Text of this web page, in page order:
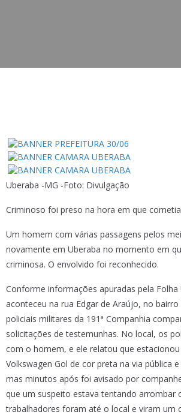
Uberaba -MG -Foto: Divulgação
Criminoso foi preso na hora em que
Um homem com várias passagens pelos
novamente em Uberaba no momento em
criminosa. O envolvido foi reconhecido.
Conforme informações apuradas pela Folha
aconteceu na rua Edgar de Araújo, no
policiais militares da 191ª Companhia
solicitações de testemunhas. No local, os
com o homem, e ele relatou que
Volkswagen Gol de cor preta na via pública
mas minutos após foi avisado por
que um suspeito estava tentando arrombar
trabalhadores foram até o local e viram um